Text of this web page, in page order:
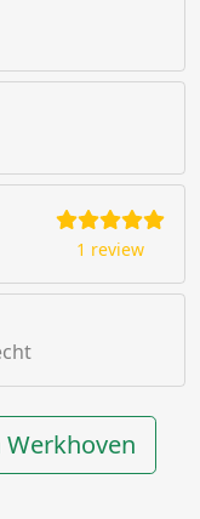
1 review